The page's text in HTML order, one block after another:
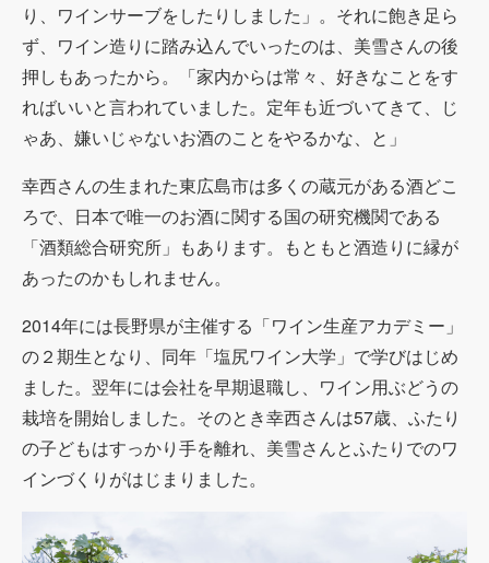
り、ワインサーブをしたりしました」。それに飽き足ら
ず、ワイン造りに踏み込んでいったのは、美雪さんの後
押しもあったから。「家内からは常々、好きなことをす
ればいいと言われていました。定年も近づいてきて、じ
ゃあ、嫌いじゃないお酒のことをやるかな、と」
幸西さんの生まれた東広島市は多くの蔵元がある酒どこ
ろで、日本で唯一のお酒に関する国の研究機関である
「酒類総合研究所」もあります。もともと酒造りに縁が
あったのかもしれません。
2014年には長野県が主催する「ワイン生産アカデミー」
の２期生となり、同年「塩尻ワイン大学」で学びはじめ
ました。翌年には会社を早期退職し、ワイン用ぶどうの
栽培を開始しました。そのとき幸西さんは57歳、ふたり
の子どもはすっかり手を離れ、美雪さんとふたりでのワ
インづくりがはじまりました。